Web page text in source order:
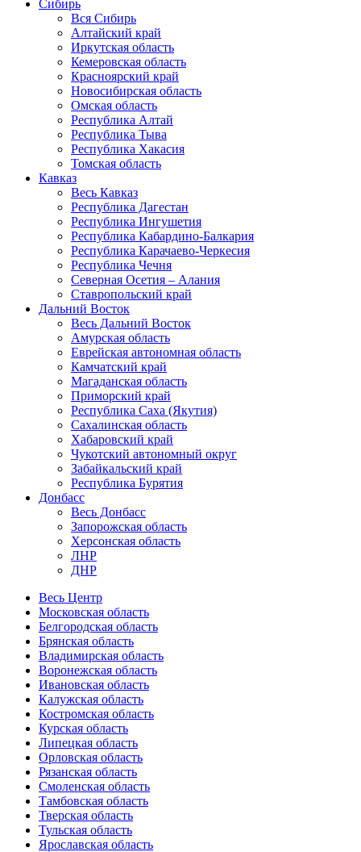
Сибирь
Вся Сибирь
Алтайский край
Иркутская область
Кемеровская область
Красноярский край
Новосибирская область
Омская область
Республика Алтай
Республика Тыва
Республика Хакасия
Томская область
Кавказ
Весь Кавказ
Республика Дагестан
Республика Ингушетия
Республика Кабардино-Балкария
Республика Карачаево-Черкесия
Республика Чечня
Северная Осетия – Алания
Ставропольский край
Дальний Восток
Весь Дальний Восток
Амурская область
Еврейская автономная область
Камчатский край
Магаданская область
Приморский край
Республика Саха (Якутия)
Сахалинская область
Хабаровский край
Чукотский автономный округ
Забайкальский край
Республика Бурятия
Донбасс
Весь Донбасс
Запорожская область
Херсонская область
ЛНР
ДНР
Весь Центр
Московская область
Белгородская область
Брянская область
Владимирская область
Воронежская область
Ивановская область
Калужская область
Костромская область
Курская область
Липецкая область
Орловская область
Рязанская область
Смоленская область
Тамбовская область
Тверская область
Тульская область
Ярославская область